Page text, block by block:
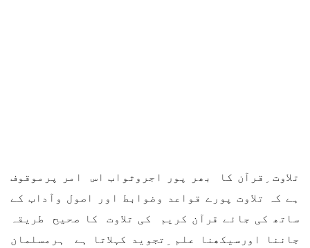
تلاوت ِقرآن کا بھر پور اجروثواب اس امر پرموقوف
ہے کہ تلاوت پورے قواعد وضوابط اور اصول وآداب کے
ساتھ کی جائے قرآن کریم کی تلاوت کا صحیح طریقہ
جاننا اورسیکھنا علم ِتجوید کہلاتا ہے ہرمسلمان